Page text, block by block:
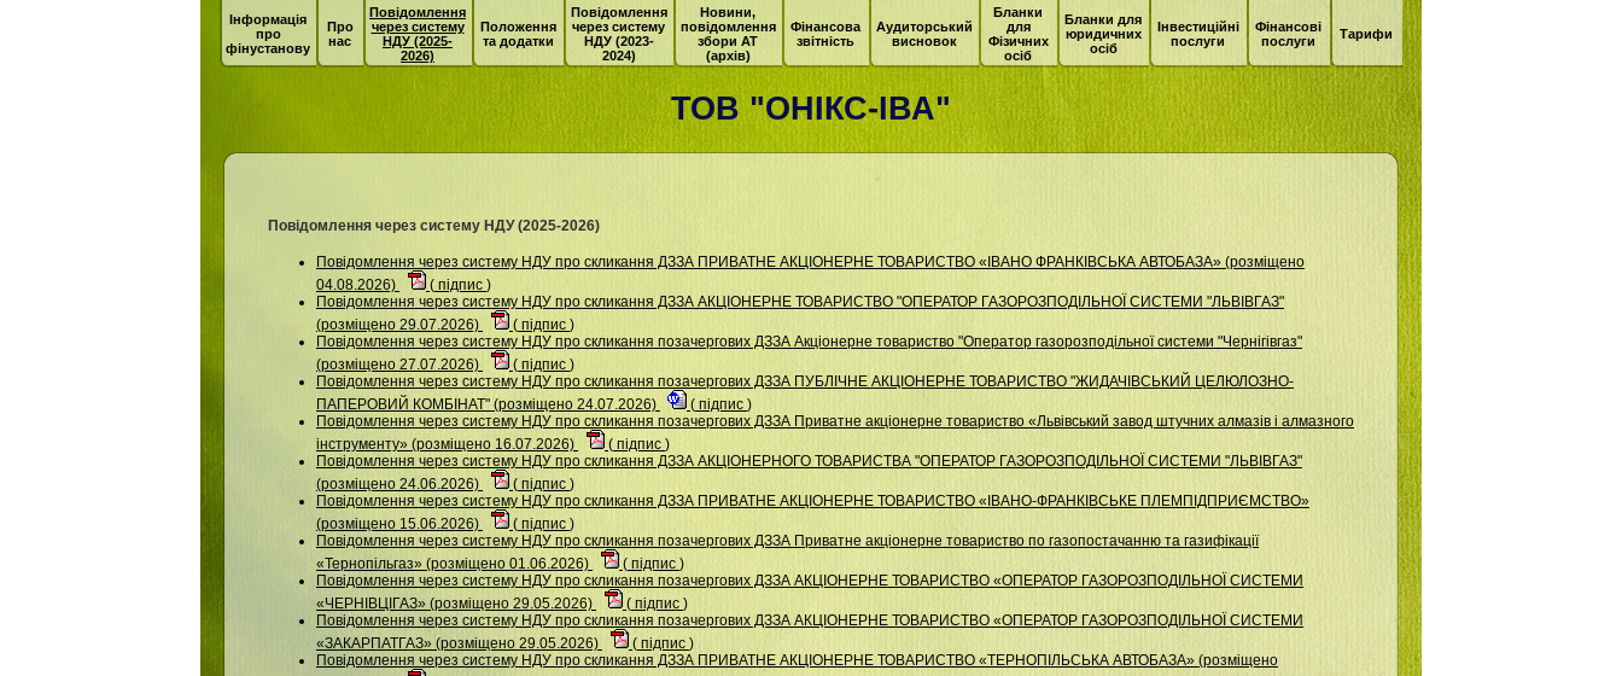
Інформація
про
фінустанову
Про
нас
Повідомлення
через систему
НДУ (2025-
2026)
Положення
та додатки
Повідомлення
через систему
НДУ (2023-
2024)
Новини,
повідомлення
збори АТ
(архів)
Фінансова
звітність
Аудиторський
висновок
Бланки
для
Фізичних
осіб
Бланки для
юридичних
осіб
Інвестиційні
послуги
Фінансові
послуги
Тарифи
ТОВ "ОНІКС-ІВА"
Повідомлення через систему НДУ (2025-2026)
Повідомлення через систему НДУ про скликання ДЗЗА ПРИВАТНЕ АКЦІОНЕРНЕ ТОВАРИСТВО «ІВАНО ФРАНКІВСЬКА АВТОБАЗА» (розміщено
04.08.2026)
( підпис )
Повідомлення через систему НДУ про скликання ДЗЗА АКЦІОНЕРНЕ ТОВАРИСТВО "ОПЕРАТОР ГАЗОРОЗПОДІЛЬНОЇ СИСТЕМИ "ЛЬВІВГАЗ"
(розміщено 29.07.2026)
( підпис )
Повідомлення через систему НДУ про скликання позачергових ДЗЗА Акціонерне товариство "Оператор газорозподільної системи "Чернігівгаз"
(розміщено 27.07.2026)
( підпис )
Повідомлення через систему НДУ про скликання позачергових ДЗЗА ПУБЛІЧНЕ АКЦІОНЕРНЕ ТОВАРИСТВО "ЖИДАЧІВСЬКИЙ ЦЕЛЮЛОЗНО-
ПАПЕРОВИЙ КОМБІНАТ" (розміщено 24.07.2026)
( підпис )
Повідомлення через систему НДУ про скликання позачергових ДЗЗА Приватне акціонерне товариство «Львівський завод штучних алмазів і алмазного
інструменту» (розміщено 16.07.2026)
( підпис )
Повідомлення через систему НДУ про скликання ДЗЗА АКЦІОНЕРНОГО ТОВАРИСТВА "ОПЕРАТОР ГАЗОРОЗПОДІЛЬНОЇ СИСТЕМИ "ЛЬВІВГАЗ"
(розміщено 24.06.2026)
( підпис )
Повідомлення через систему НДУ про скликання ДЗЗА ПРИВАТНЕ АКЦІОНЕРНЕ ТОВАРИСТВО «ІВАНО-ФРАНКІВСЬКЕ ПЛЕМПІДПРИЄМСТВО»
(розміщено 15.06.2026)
( підпис )
Повідомлення через систему НДУ про скликання позачергових ДЗЗА Приватне акціонерне товариство по газопостачанню та газифікації
«Тернопільгаз» (розміщено 01.06.2026)
( підпис )
Повідомлення через систему НДУ про скликання позачергових ДЗЗА АКЦІОНЕРНЕ ТОВАРИСТВО «ОПЕРАТОР ГАЗОРОЗПОДІЛЬНОЇ СИСТЕМИ
«ЧЕРНІВЦІГАЗ» (розміщено 29.05.2026)
( підпис )
Повідомлення через систему НДУ про скликання позачергових ДЗЗА АКЦІОНЕРНЕ ТОВАРИСТВО «ОПЕРАТОР ГАЗОРОЗПОДІЛЬНОЇ СИСТЕМИ
«ЗАКАРПАТГАЗ» (розміщено 29.05.2026)
( підпис )
Повідомлення через систему НДУ про скликання ДЗЗА ПРИВАТНЕ АКЦІОНЕРНЕ ТОВАРИСТВО «ТЕРНОПІЛЬСЬКА АВТОБАЗА» (розміщено